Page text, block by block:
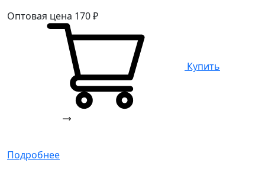
Оптовая цена 170₽
Купить
Подробнее